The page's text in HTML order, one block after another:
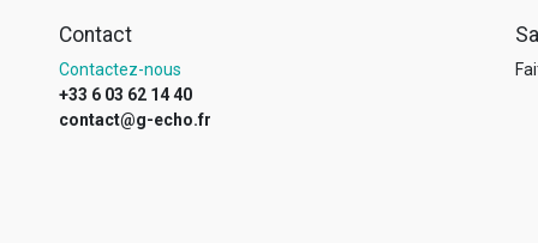
Contact
Contactez-nous
+33 6 03 62 14 40
contact@g-echo.fr